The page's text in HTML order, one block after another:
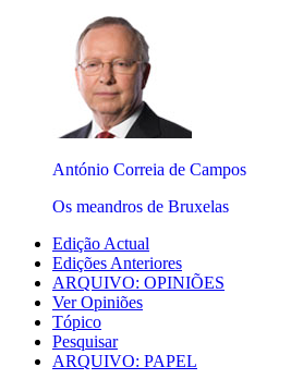
António Correia de Campos
Os meandros de Bruxelas
Edição Actual
Edições Anteriores
ARQUIVO: OPINIÕES
Ver Opiniões
Tópico
Pesquisar
ARQUIVO: PAPEL